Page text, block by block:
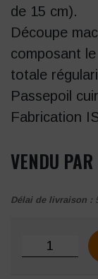
de 15 cm).
Découpe
composant
totale
Passepoil
Fabrication
VENDU
Délai de livraison :
quantité de